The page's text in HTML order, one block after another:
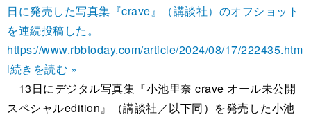
日に発売した写真集『crave』（講談社）のオフショット
を連続投稿した。
https://www.rbbtoday.com/article/2024/08/17/222435.htm
l続きを読む »
13日にデジタル写真集『小池里奈 crave オール未公開
スペシャルedition』（講談社／以下同）を発売した小池